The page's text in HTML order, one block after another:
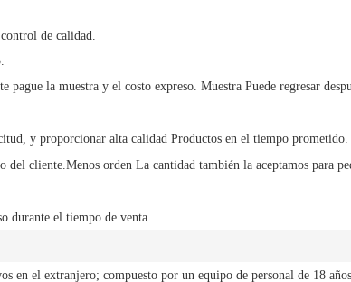
de calidad.
pague la muestra y el costo expreso. Muestra Puede regresar
y proporcionar alta calidad Productos en el tiempo prometido.
del cliente.Menos orden La cantidad también la aceptamos para
durante el tiempo de venta.
en el extranjero; compuesto por un equipo de personal de 18